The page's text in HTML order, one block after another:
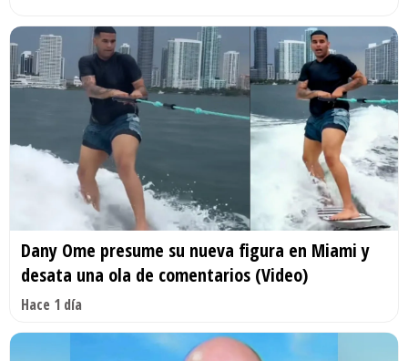
Dany Ome presume su nueva figura en Miami y
desata una ola de comentarios (Video)
Hace 1 día